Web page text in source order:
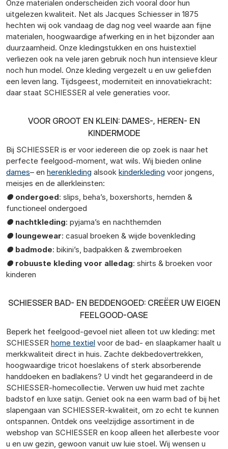
Onze materialen onderscheiden zich vooral door hun
uitgelezen kwaliteit. Net als Jacques Schiesser in 1875
hechten wij ook vandaag de dag nog veel waarde aan fijne
materialen, hoogwaardige afwerking en in het bijzonder aan
duurzaamheid. Onze kledingstukken en ons huistextiel
verliezen ook na vele jaren gebruik noch hun intensieve kleur
noch hun model. Onze kleding vergezelt u en uw geliefden
een leven lang. Tijdsgeest, moderniteit en innovatiekracht:
daar staat SCHIESSER al vele generaties voor.
VOOR GROOT EN KLEIN: DAMES-, HEREN- EN
KINDERMODE
Bij SCHIESSER is er voor iedereen die op zoek is naar het
perfecte feelgood-moment, wat wils. Wij bieden online
dames– en herenkleding alsook kinderkleding voor jongens,
meisjes en de allerkleinsten:
● ondergoed: slips, beha’s, boxershorts, hemden &
functioneel ondergoed
● nachtkleding: pyjama’s en nachthemden
● loungewear: casual broeken & wijde bovenkleding
● badmode: bikini’s, badpakken & zwembroeken
● robuuste kleding voor alledag: shirts & broeken voor
kinderen
SCHIESSER BAD- EN BEDDENGOED: CREËER UW EIGEN
FEELGOOD-OASE
Beperk het feelgood-gevoel niet alleen tot uw kleding: met
SCHIESSER home textiel voor de bad- en slaapkamer haalt u
merkkwaliteit direct in huis. Zachte dekbedovertrekken,
hoogwaardige tricot hoeslakens of sterk absorberende
handdoeken en badlakens? U vindt het gegarandeerd in de
SCHIESSER-homecollectie. Verwen uw huid met zachte
badstof en luxe satijn. Geniet ook na een warm bad of bij het
slapengaan van SCHIESSER-kwaliteit, om zo echt te kunnen
ontspannen. Ontdek ons veelzijdige assortiment in de
webshop van SCHIESSER en koop alleen het allerbeste voor
u en uw gezin, gewoon vanuit uw luie stoel. Wij wensen u